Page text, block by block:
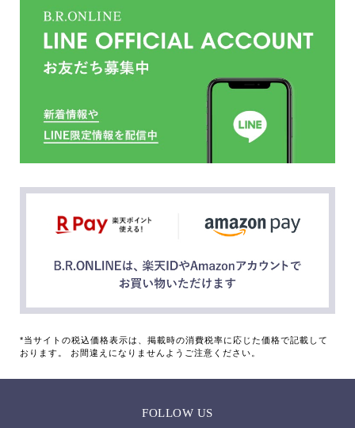
*当サイトの税込価格表示は、掲載時の消費税率に応じた価格で記載して
おります。 お間違えになりませんようご注意ください。
FOLLOW US